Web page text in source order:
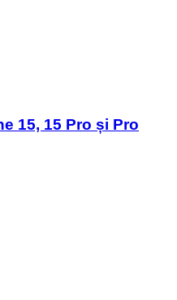
15, 15 Pro și Pro